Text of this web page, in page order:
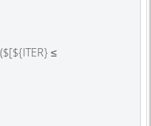
($[${ITER} ≤